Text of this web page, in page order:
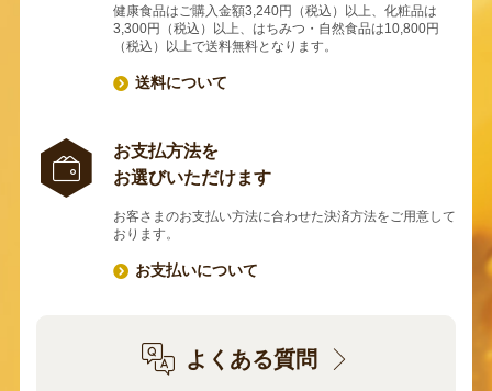
健康食品はご購入金額3,240円（税込）以上、化粧品は
3,300円（税込）以上、はちみつ・自然食品は10,800円
（税込）以上で送料無料となります。
送料について
お支払方法を
お選びいただけます
お客さまのお支払い方法に合わせた決済方法をご用意して
おります。
お支払いについて
よくある質問